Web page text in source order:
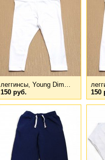
леггинсы, Young Dim…
150 руб.
150